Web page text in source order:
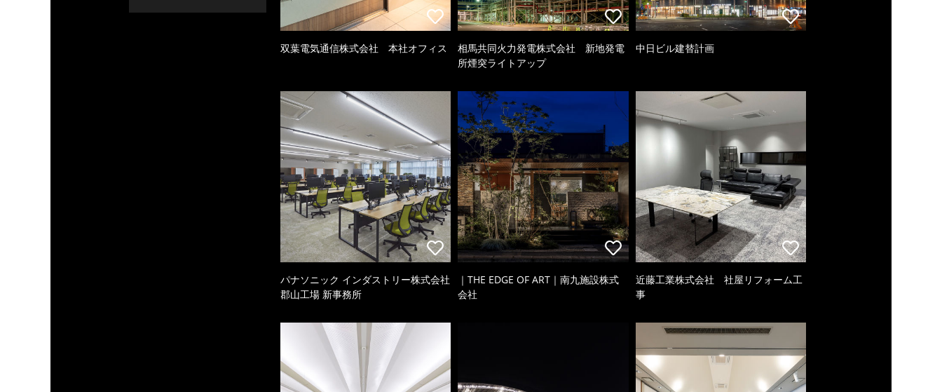
双葉電気通信株式会社 本社オフィス
相馬共同火力発電株式会社 新地発電
所煙突ライトアップ
中日ビル建替計画
パナソニック インダストリー株式会社
郡山工場 新事務所
｜THE EDGE OF ART｜南九施設株式
会社
近藤工業株式会社 社屋リフォーム工
事